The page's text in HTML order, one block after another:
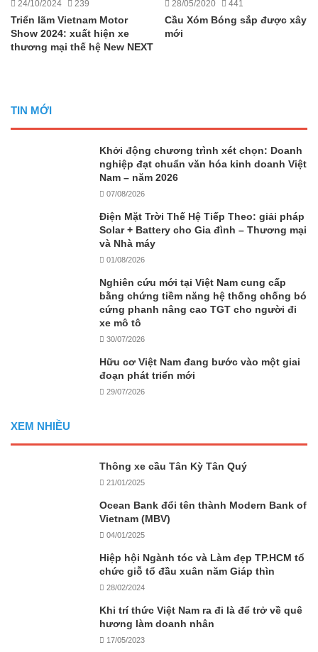
24/10/2024 239
Triển lãm Vietnam Motor
Show 2024: xuất hiện xe
thương mại thế hệ New NEXT
28/05/2020 441
Cầu Xóm Bóng sắp được xây
mới
TIN MỚI
Khởi động chương trình xét chọn: Doanh
nghiệp đạt chuẩn văn hóa kinh doanh Việt
Nam – năm 2026
07/08/2026
Điện Mặt Trời Thế Hệ Tiếp Theo: giải pháp
Solar + Battery cho Gia đình – Thương mại
và Nhà máy
01/08/2026
Nghiên cứu mới tại Việt Nam cung cấp
bằng chứng tiềm năng hệ thống chống bó
cứng phanh nâng cao TGT cho người đi
xe mô tô
30/07/2026
Hữu cơ Việt Nam đang bước vào một giai
đoạn phát triển mới
29/07/2026
XEM NHIỀU
Thông xe cầu Tân Kỳ Tân Quý
21/01/2025
Ocean Bank đổi tên thành Modern Bank of
Vietnam (MBV)
04/01/2025
Hiệp hội Ngành tóc và Làm đẹp TP.HCM tổ
chức giỗ tổ đầu xuân năm Giáp thìn
28/02/2024
Khi trí thức Việt Nam ra đi là để trở về quê
hương làm doanh nhân
17/05/2023